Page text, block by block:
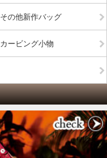
その他新作バッグ
カービング小物